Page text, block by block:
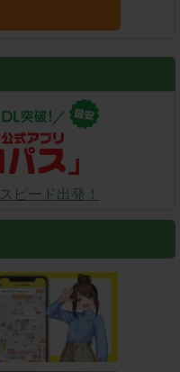
ピード出発！